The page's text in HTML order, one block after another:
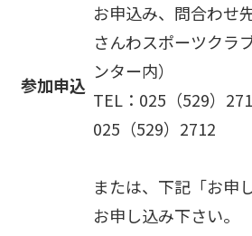
参加申込
お申込み、問合わせ
さんわスポーツクラ
ンター内）
TEL：025（529）
025（529）2712
または、下記「お申
お申し込み下さい。